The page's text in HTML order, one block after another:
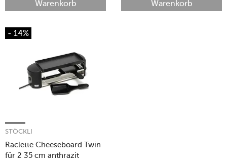
Warenkorb Warenkorb
- 14%
Raclette Cheeseboard Twin
für 2 35 cm anthrazit
STÖCKLI